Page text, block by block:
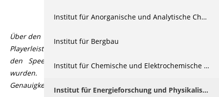
Über den Videoplayer lassen sich über den CC Button in der
Playerleiste Untertitel aktivieren, die automatisiert durch
den Speech-to-Text Dienst Open AI Whisper generiert
wurden. Der Dienst bietet üblicherweise eine hohe
Genauigkeit bzw. Korrektheit, die aber variieren kann.
Institut für Anorganische und Analytische Chemie
Institut für Bergbau
Institut für Chemische und Elektrochemische Verfahrenstechnik
Institut für Energieforschung und Physikalische Technologien